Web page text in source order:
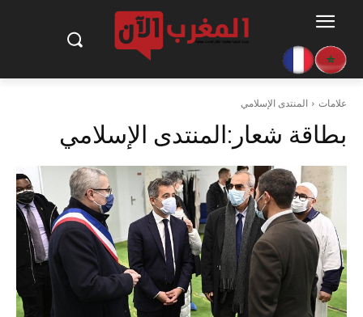
علامات المنتدى الإسلامي
بطاقة شعار:المنتدى الإسلامي